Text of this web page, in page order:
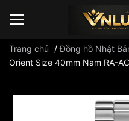
Trang chủ /Đồng hồ Nhật
Orient Size 40mm Nam RA-